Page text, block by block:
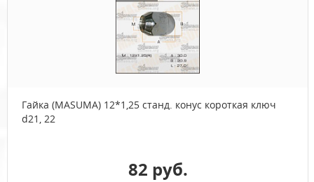
Гайка (MASUMA) 12*1,25 станд. конус короткая ключ
d21, 22
82 руб.